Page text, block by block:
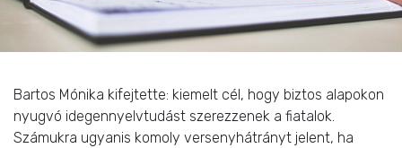
Bartos Mónika kifejtette: kiemelt cél, hogy biztos alapokon
nyugvó idegennyelvtudást szerezzenek a fiatalok.
Számukra ugyanis komoly versenyhátrányt jelent, ha